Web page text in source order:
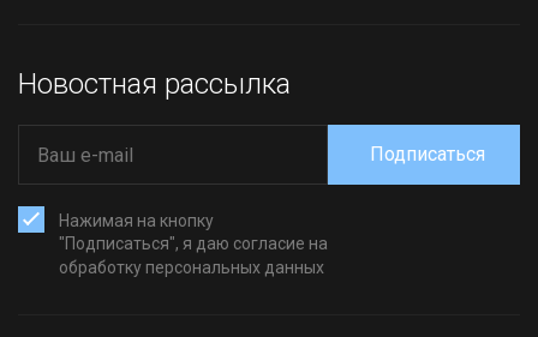
Новостная рассылка
Нажимая на кнопку
"Подписаться", я даю согласие на
обработку персональных данных
Подписаться